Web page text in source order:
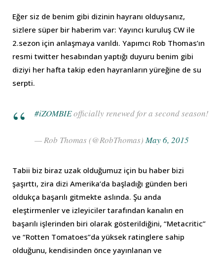
Eğer siz de benim gibi dizinin hayranı olduysanız,
sizlere süper bir haberim var: Yayıncı kuruluş CW ile
2.sezon için anlaşmaya varıldı. Yapımcı Rob Thomas’ın
resmi twitter hesabından yaptığı duyuru benim gibi
diziyi her hafta takip eden hayranların yüreğine de su
serpti.
#iZOMBIEofficially renewed for a second season!
— Rob Thomas (@RobThomas)May 6, 2015
Tabii biz biraz uzak olduğumuz için bu haber bizi
şaşırttı, zira dizi Amerika’da başladığı günden beri
oldukça başarılı gitmekte aslında. Şu anda
eleştirmenler ve izleyiciler tarafından kanalın en
başarılı işlerinden biri olarak gösterildiğini, “Metacritic”
ve “Rotten Tomatoes”da yüksek ratinglere sahip
olduğunu, kendisinden önce yayınlanan ve